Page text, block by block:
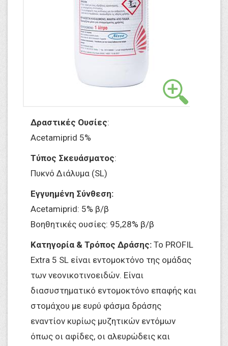
Δραστικές Ουσίες:
Acetamiprid 5%
Τύπος Σκευάσματος:
Πυκνό Διάλυμα (SL)
Εγγυημένη Σύνθεση:
Acetamiprid: 5% β/β
Βοηθητικές oυσίες: 95,28% β/β
Κατηγορία & Τρόπος Δράσης: Το PROFIL
Extra 5 SL είναι εντομοκτόνο της ομάδας
των νεονικοτινοειδών. Είναι
διασυστηματικό εντομοκτόνο επαφής και
στομάχου με ευρύ φάσμα δράσης
εναντίον κυρίως μυζητικών εντόμων
όπως οι αφίδες, οι αλευρώδεις και